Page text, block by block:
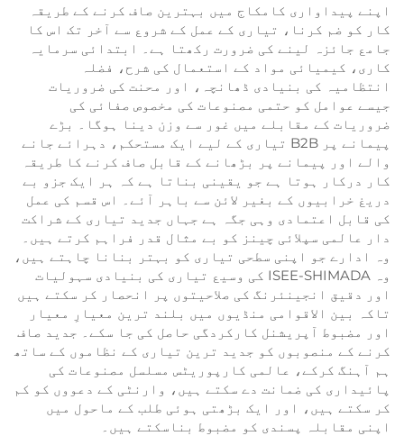
اپنے پیداواری کامکاج میں بہترین صاف کرنے کے طریقہ
کار کو ضم کرنا، تیاری کے عمل کے شروع سے آخر تک اس کا
جامع جائزہ لینے کی ضرورت رکھتا ہے۔ ابتدائی سرمایہ
کاری، کیمیائی مواد کے استعمال کی شرح، فضلہ
انتظامیہ کی بنیادی ڈھانچہ، اور محنت کی ضروریات
جیسے عوامل کو حتمی مصنوعات کی مخصوص صفائی کی
ضروریات کے مقابلے میں غور سے وزن دینا ہوگا۔ بڑے
پیمانے پر B2B تیاری کے لیے ایک مستحکم، دہرائے جانے
والے اور پیمانے پر بڑھانے کے قابل صاف کرنے کا طریقہ
کار درکار ہوتا ہے جو یقینی بناتا ہے کہ ہر ایک جزو بے
دریغ خرابیوں کے بغیر لائن سے باہر آئے۔ اس قسم کی عمل
کی قابل اعتمادی وہی جگہ ہے جہاں جدید تیاری کے شراکت
دار عالمی سپلائی چینز کو بے مثال قدر فراہم کرتے ہیں۔
وہ ادارے جو اپنی سطحی تیاری کو بہتر بنانا چاہتے ہیں،
وہ ISEE-SHIMADA کی وسیع تیاری کی بنیادی سہولیات
اور دقیق انجینئرنگ کی صلاحیتوں پر انحصار کر سکتے ہیں
تاکہ بین الاقوامی منڈیوں میں بلند ترین معیارِ معیار
اور مضبوط آپریشنل کارکردگی حاصل کی جا سکے۔ جدید صاف
کرنے کے منصوبوں کو جدید ترین تیاری کے نظاموں کے ساتھ
ہم آہنگ کرکے، عالمی کارپوریٹس مسلسل مصنوعات کی
پائیداری کی ضمانت دے سکتے ہیں، وارنٹی کے دعووں کو کم
کر سکتے ہیں، اور ایک بڑھتی ہوئی طلب کے ماحول میں
اپنی مقابلہ پسندی کو مضبوط بناسکتے ہیں۔